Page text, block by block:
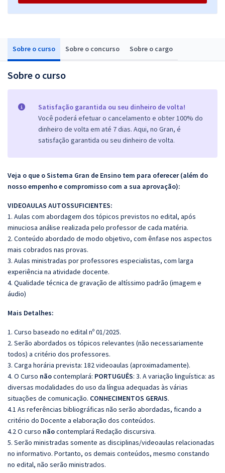
Sobre o curso Sobre o concurso Sobre o cargo
Sobre o curso
Satisfação garantida ou seu dinheiro de volta!
Você poderá efetuar o cancelamento e obter 100% do
dinheiro de volta em até 7 dias. Aqui, no Gran, é
satisfação garantida ou seu dinheiro de volta.
Veja o que o Sistema Gran de Ensino tem para oferecer (além do
nosso empenho e compromisso com a sua aprovação):
VIDEOAULAS AUTOSSUFICIENTES:
1. Aulas com abordagem dos tópicos previstos no edital, após
minuciosa análise realizada pelo professor de cada matéria.
2. Conteúdo abordado de modo objetivo, com ênfase nos aspectos
mais cobrados nas provas.
3. Aulas ministradas por professores especialistas, com larga
experiência na atividade docente.
4. Qualidade técnica de gravação de altíssimo padrão (imagem e
áudio)
Mais Detalhes:
1. Curso baseado no edital nº 01/2025.
2. Serão abordados os tópicos relevantes (não necessariamente
todos) a critério dos professores.
3. Carga horária prevista: 182 videoaulas (aproximadamente).
4. O Curso nãocontemplará: PORTUGUÊS: 3. A variação linguística: as
diversas modalidades do uso da língua adequadas às várias
situações de comunicação. CONHECIMENTOS GERAIS.
4.1 As referências bibliográficas não serão abordadas, ficando a
critério do Docente a elaboração dos conteúdos.
4.2 O curso nãocontemplará Redação discursiva.
5. Serão ministradas somente as disciplinas/videoaulas relacionadas
no informativo. Portanto, os demais conteúdos, mesmo constando
no edital, não serão ministrados.